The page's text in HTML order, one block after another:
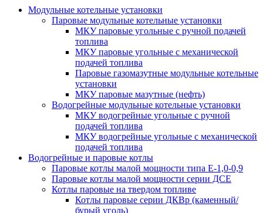
Модульные котельные установки
Паровые модульные котельные установки
МКУ паровые угольные с ручной подачей
топлива
МКУ паровые угольные с механической
подачей топлива
Паровые газомазутные модульные котельные
установки
МКУ паровые мазутные (нефть)
Водогрейные модульные котельные установки
МКУ водогрейные угольные с ручной
подачей топлива
МКУ водогрейные угольные с механической
подачей топлива
Водогрейные и паровые котлы
Паровые котлы малой мощности типа Е-1,0-0,9
Паровые котлы малой мощности серии ДСЕ
Котлы паровые на твердом топливе
Котлы паровые серии ДКВр (каменный/
бурый уголь)